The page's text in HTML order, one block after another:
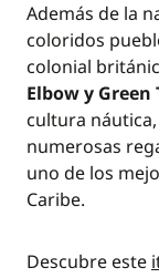
Además de la
coloridos
colonial
Elbow y Green
cultura
numerosas
uno de los
Caribe.
Descubre este